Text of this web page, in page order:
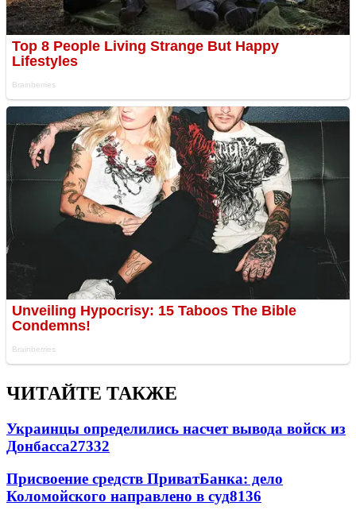
ЧИТАЙТЕ ТАКЖЕ
Украинцы определились насчет вывода войск из
Донбасса27332
Присвоение средств ПриватБанка: дело
Коломойского направлено в суд8136